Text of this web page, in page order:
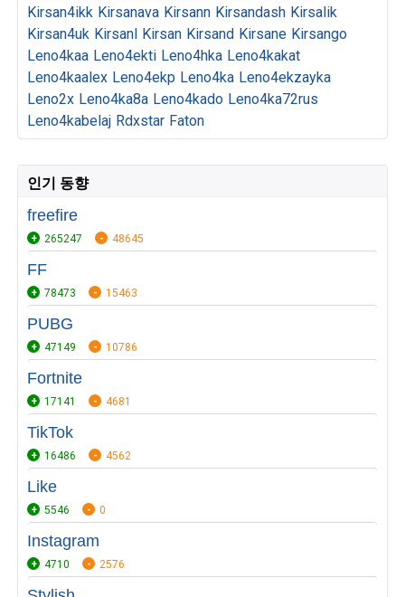
Kirsan4ikk Kirsanava Kirsann Kirsandash Kirsalik
Kirsan4uk Kirsanl Kirsan Kirsand Kirsane Kirsango
Leno4kaa Leno4ekti Leno4hka Leno4kakat
Leno4kaalex Leno4ekp Leno4ka Leno4ekzayka
Leno2x Leno4ka8a Leno4kado Leno4ka72rus
Leno4kabelaj Rdxstar Faton
인기 동향
freefire
265247 48645
FF
78473 15463
PUBG
47149 10786
Fortnite
17141 4681
TikTok
16486 4562
Like
5546 0
Instagram
4710 2576